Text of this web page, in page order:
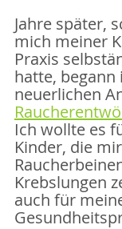
Jahre später,
mich meiner
Praxis
hatte,
neuerlichen
Ich wollte es
Kinder, die
Krebslungen
auch für